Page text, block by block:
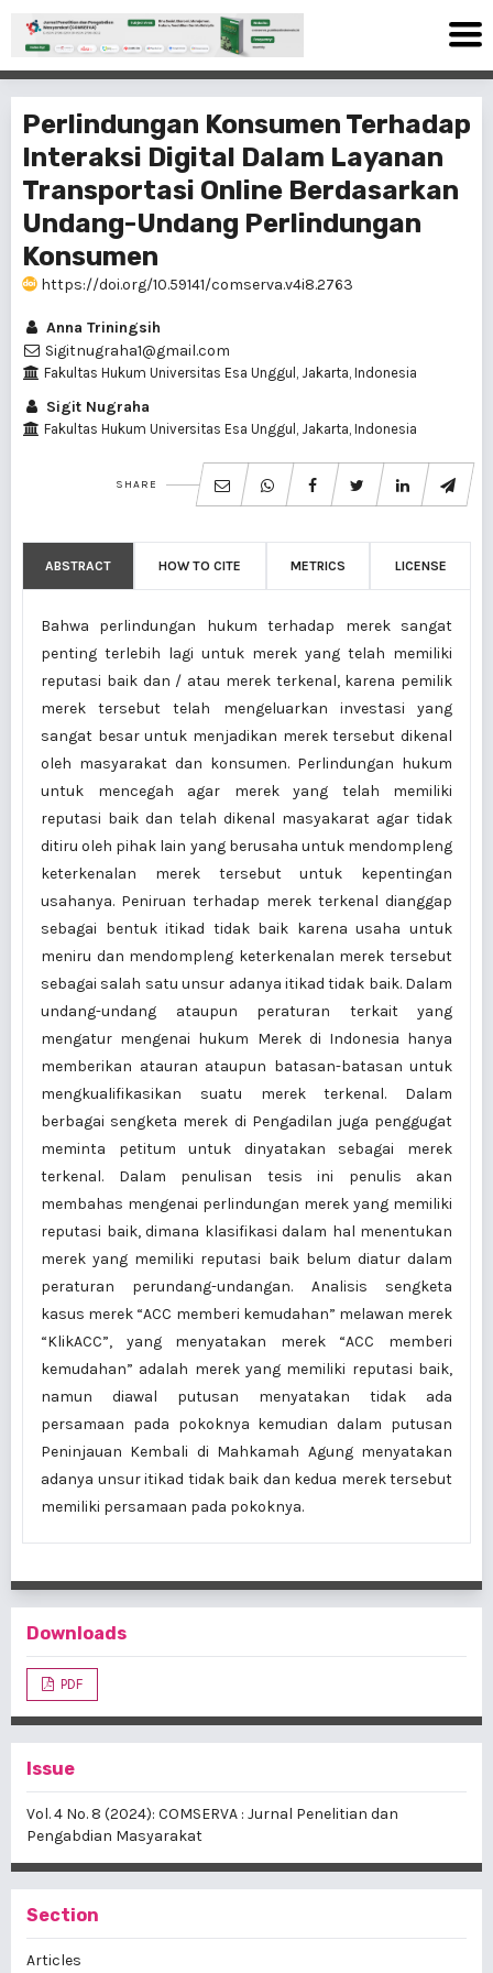
Perlindungan Konsumen Terhadap
Interaksi Digital Dalam Layanan
Transportasi Online Berdasarkan
Undang-Undang Perlindungan
Konsumen
https://doi.org/10.59141/comserva.v4i8.2763
Anna Triningsih
Sigitnugraha1@gmail.com
Fakultas Hukum Universitas Esa Unggul, Jakarta, Indonesia
Sigit Nugraha
Fakultas Hukum Universitas Esa Unggul, Jakarta, Indonesia
SHARE
ABSTRACT HOW TO CITE METRICS LICENSE
Bahwa perlindungan hukum terhadap merek sangat
penting terlebih lagi untuk merek yang telah memiliki
reputasi baik dan / atau merek terkenal, karena pemilik
merek tersebut telah mengeluarkan investasi yang
sangat besar untuk menjadikan merek tersebut dikenal
oleh masyarakat dan konsumen. Perlindungan hukum
untuk mencegah agar merek yang telah memiliki
reputasi baik dan telah dikenal masyakarat agar tidak
ditiru oleh pihak lain yang berusaha untuk mendompleng
keterkenalan merek tersebut untuk kepentingan
usahanya. Peniruan terhadap merek terkenal dianggap
sebagai bentuk itikad tidak baik karena usaha untuk
meniru dan mendompleng keterkenalan merek tersebut
sebagai salah satu unsur adanya itikad tidak baik. Dalam
undang-undang ataupun peraturan terkait yang
mengatur mengenai hukum Merek di Indonesia hanya
memberikan atauran ataupun batasan-batasan untuk
mengkualifikasikan suatu merek terkenal. Dalam
berbagai sengketa merek di Pengadilan juga penggugat
meminta petitum untuk dinyatakan sebagai merek
terkenal. Dalam penulisan tesis ini penulis akan
membahas mengenai perlindungan merek yang memiliki
reputasi baik, dimana klasifikasi dalam hal menentukan
merek yang memiliki reputasi baik belum diatur dalam
peraturan perundang-undangan. Analisis sengketa
kasus merek “ACC memberi kemudahan” melawan merek
“KlikACC”, yang menyatakan merek “ACC memberi
kemudahan” adalah merek yang memiliki reputasi baik,
namun diawal putusan menyatakan tidak ada
persamaan pada pokoknya kemudian dalam putusan
Peninjauan Kembali di Mahkamah Agung menyatakan
adanya unsur itikad tidak baik dan kedua merek tersebut
memiliki persamaan pada pokoknya.
Downloads
PDF
Issue
Vol. 4 No. 8 (2024): COMSERVA : Jurnal Penelitian dan
Pengabdian Masyarakat
Section
Articles